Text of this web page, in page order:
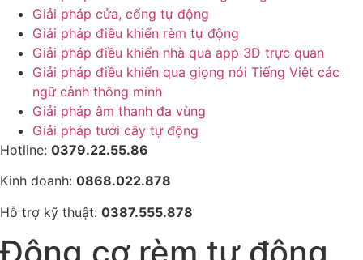
Giải pháp cửa, cổng tự động
Giải pháp điều khiển rèm tự động
Giải pháp điều khiển nhà qua app 3D trực quan
Giải pháp điều khiển qua giọng nói Tiếng Việt các
ngữ cảnh thông minh
Giải pháp âm thanh đa vùng
Giải pháp tưới cây tự động
Hotline: 0379.22.55.86
Kinh doanh: 0868.022.878
Hỗ trợ kỹ thuật: 0387.555.878